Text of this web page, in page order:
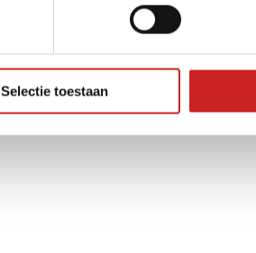
Selectie toestaan